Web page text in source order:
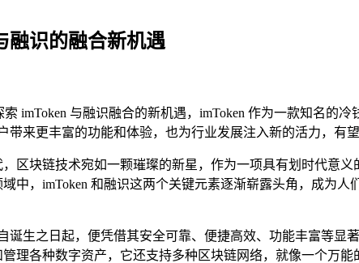
融识的融合新机遇
imToken 与融识融合的新机遇，imToken 作为一款知名的
来更丰富的功能和体验，也为行业发展注入新的活力，有
区块链技术宛如一颗璀璨的新星，作为一项具有划时代意
中，imToken 和融识这两个关键元素逐渐崭露头角，成为
诞生之日起，便凭借其安全可靠、便捷高效、功能丰富等
理各种数字资产，它还支持多种区块链网络，就像一个万